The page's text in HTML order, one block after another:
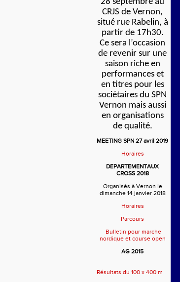
CRJS de Vernon,
situé rue Rabelin, à
partir de 17h30.
Ce sera l’occasion
de revenir sur une
saison riche en
performances et
en titres pour les
sociétaires du SPN
Vernon mais aussi
en organisations
de qualité.
MEETING SPN 27 avril 2019
Horaires
DEPARTEMENTAUX
CROSS 2018
Organisés à Vernon le
dimanche 14 janvier 2018
Horaires
Parcours
Bulletin pour marche
nordique et course open
AG 2015
Résultats du 100 x 400 m